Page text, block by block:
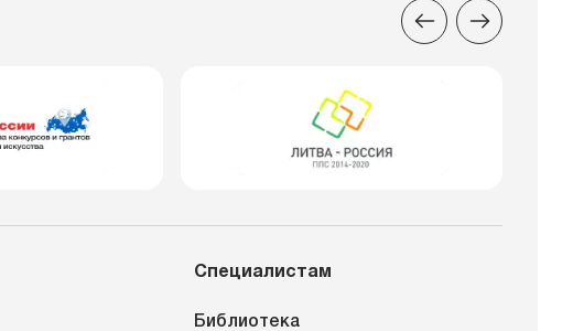
Специалистам
Библиотека